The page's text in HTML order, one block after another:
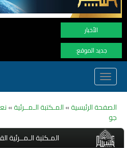
الأخبار
جديد الموقع:
Toggle
navigation
الصفحة الرئيسية»المـكتبة الـمــرئية»
جو
المـكتبة الـمــرئية